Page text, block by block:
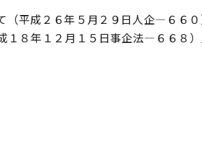
（平成２６年５月２９日人企―６６
１８年１２月１５日事企法―６６８